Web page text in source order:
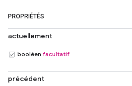
PROPRIÉTÉS
actuellement
booléen facultatif
précédent